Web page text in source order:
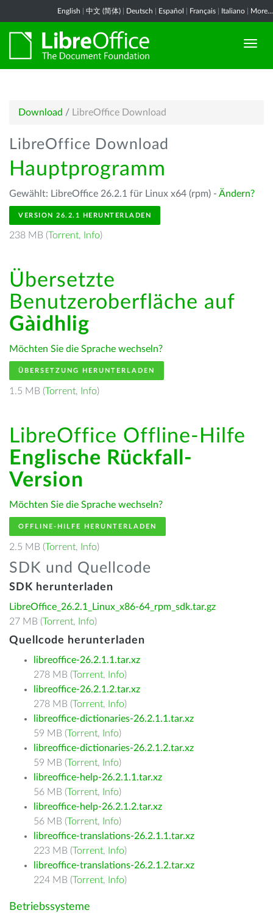
English 中文 (简体) Deutsch Español Français Italiano More...
Download / LibreOffice Download
LibreOffice Download
Hauptprogramm
Gewählt: LibreOffice 26.2.1 für Linux x64 (rpm) - Ändern?
VERSION 26.2.1 HERUNTERLADEN
238 MB (Torrent, Info)
Übersetzte
Benutzeroberfläche auf
Gàidhlig
Möchten Sie die Sprache wechseln?
ÜBERSETZUNG HERUNTERLADEN
1.5 MB (Torrent, Info)
LibreOffice Offline-Hilfe
Englische Rückfall-
Version
Möchten Sie die Sprache wechseln?
OFFLINE-HILFE HERUNTERLADEN
2.5 MB (Torrent, Info)
SDK und Quellcode
SDK herunterladen
LibreOffice_26.2.1_Linux_x86-64_rpm_sdk.tar.gz
27 MB (Torrent, Info)
Quellcode herunterladen
libreoffice-26.2.1.1.tar.xz
278 MB (Torrent, Info)
libreoffice-26.2.1.2.tar.xz
278 MB (Torrent, Info)
libreoffice-dictionaries-26.2.1.1.tar.xz
59 MB (Torrent, Info)
libreoffice-dictionaries-26.2.1.2.tar.xz
59 MB (Torrent, Info)
libreoffice-help-26.2.1.1.tar.xz
56 MB (Torrent, Info)
libreoffice-help-26.2.1.2.tar.xz
56 MB (Torrent, Info)
libreoffice-translations-26.2.1.1.tar.xz
223 MB (Torrent, Info)
libreoffice-translations-26.2.1.2.tar.xz
224 MB (Torrent, Info)
Betriebssysteme